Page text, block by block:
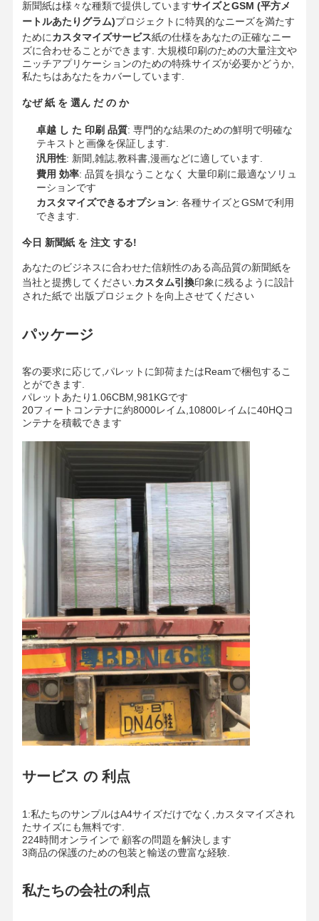
カラー紙
クラフト紙
波紋紙
新聞用紙のペーパー
ストーンペーパー
コピー用紙
紙箱
紙のワイヤスループ
経師
ケーキボード
新聞紙は様々な種類で提供していますサイズとGSM (平方メ
ートルあたりグラム)プロジェクトに特異的なニーズを満たす
ためにカスタマイズサービス紙の仕様をあなたの正確なニー
ズに合わせることができます. 大規模印刷のための大量注文や
ニッチアプリケーションのための特殊サイズが必要かどうか,
私たちはあなたをカバーしています.
なぜ 紙 を 選ん だ の か
卓越 し た 印刷 品質: 専門的な結果のための鮮明で明確な
テキストと画像を保証します.
汎用性: 新聞,雑誌,教科書,漫画などに適しています.
費用 効率: 品質を損なうことなく 大量印刷に最適なソリュ
ーションです
カスタマイズできるオプション: 各種サイズとGSMで利用
できます.
今日 新聞紙 を 注文 する!
あなたのビジネスに合わせた信頼性のある高品質の新聞紙を
当社と提携してください.カスタム引換印象に残るように設計
された紙で 出版プロジェクトを向上させてください
パッケージ
客の要求に応じて,パレットに卸荷またはReamで梱包するこ
とができます.
パレットあたり1.06CBM,981KGです
20フィートコンテナに約8000レイム,10800レイムに40HQコ
ンテナを積載できます
サービス の 利点
1:私たちのサンプルはA4サイズだけでなく,カスタマイズされ
たサイズにも無料です.
224時間オンラインで 顧客の問題を解決します
3商品の保護のための包装と輸送の豊富な経験.
私たちの会社の利点